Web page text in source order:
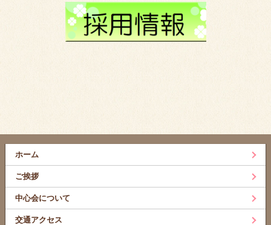
ホーム
ご挨拶
中心会について
交通アクセス